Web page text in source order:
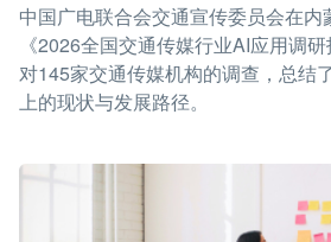
中国广电联合会交通宣传委员会在内
《2026全国交通传媒行业AI应用调
对145家交通传媒机构的调查，总结
上的现状与发展路径。